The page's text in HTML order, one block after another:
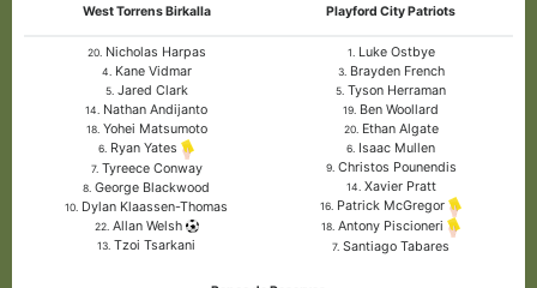
West Torrens Birkalla Playford City Patriots
20.Nicholas Harpas
4. Kane Vidmar
5.Jared Clark
14. Nathan Andijanto
18.Yohei Matsumoto
6. Ryan Yates
7.Tyreece Conway
8. George Blackwood
10. Dylan Klaassen-Thomas
22.Allan Welsh
13. Tzoi Tsarkani
1. Luke Ostbye
3.Brayden French
5. Tyson Herraman
19. Ben Woollard
20.Ethan Algate
6. Isaac Mullen
9.Christos Pounendis
14. Xavier Pratt
16. Patrick McGregor
18. Antony Piscioneri
7. Santiago Tabares